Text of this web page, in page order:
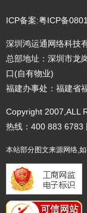
ICP备案:粤ICP备
深圳鸿运通网络科技
总部地址：深圳市龙
口(自有物业)
福建办事处：福建省
Copyright 2007,ALL
热线：400 883 6783
本站部分图文来源网络,